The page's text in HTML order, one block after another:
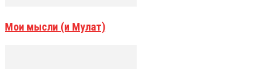
Мои мысли (и Мулат)